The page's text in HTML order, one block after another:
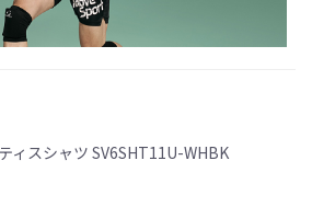
ィスシャツ SV6SHT11U-WHBK